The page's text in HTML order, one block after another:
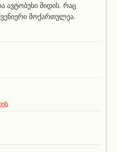
ავტობუსი მიდის. რაც
მოქართულეა.